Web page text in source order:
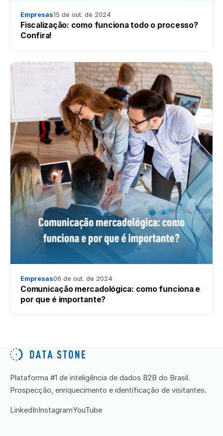
Empresas15 de out. de 2024
Fiscalização: como funciona todo o processo?
Confira!
Empresas06 de out. de 2024
Comunicação mercadológica: como funciona e
por que é importante?
Plataforma #1 de inteligência de dados B2B do Brasil.
Prospecção, enriquecimento e identificação de visitantes.
LinkedInInstagramYouTube